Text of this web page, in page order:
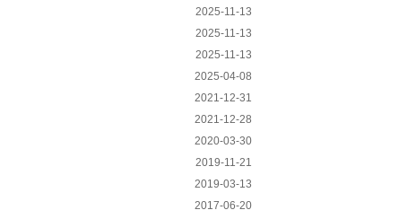
2025-11-13
2025-11-13
2025-11-13
2025-04-08
2021-12-31
2021-12-28
2020-03-30
2019-11-21
2019-03-13
2017-06-20